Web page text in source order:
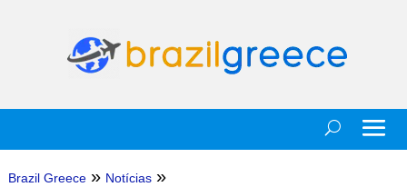
Brazil Greece » Notícias »